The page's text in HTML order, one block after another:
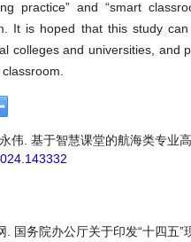
practice” and “smart
It is hoped that this study
colleges and universities,
伟. 基于智慧课堂的航海类专
. 国务院办公厅关于印发“十四五”